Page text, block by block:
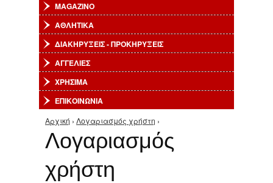
MAGAZINO
ΑΘΛΗΤΙΚΑ
ΔΙΑΚΗΡΥΞΕΙΣ - ΠΡΟΚΗΡΥΞΕΙΣ
ΑΓΓΕΛΙΕΣ
ΧΡΗΣΙΜΑ
ΕΠΙΚΟΙΝΩΝΙΑ
Είστε εδώ
Αρχική › Λογαριασμός χρήστη ›
Λογαριασμός
χρήστη